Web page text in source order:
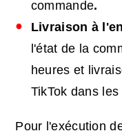
commande.
Livraison à
l'état de la
heures et
TikTok dans
Pour l'exécution